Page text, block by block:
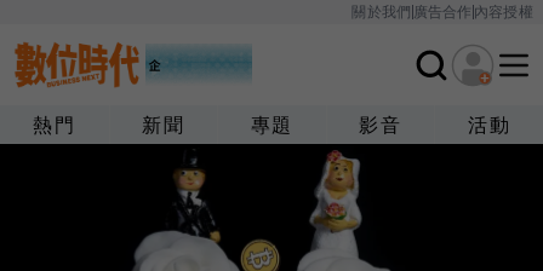
關於我們廣告合作內容授權
熱門 新聞 專題 影音 活動